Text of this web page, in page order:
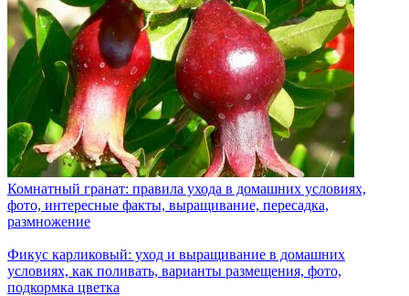
Комнатный гранат: правила ухода в домашних условиях,
фото, интересные факты, выращивание, пересадка,
размножение
Фикус карликовый: уход и выращивание в домашних
условиях, как поливать, варианты размещения, фото,
подкормка цветка